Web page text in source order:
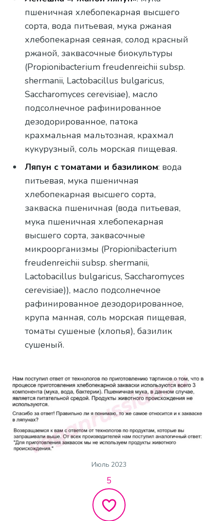
пшеничная хлебопекарная высшего
сорта, вода питьевая, мука ржаная
хлебопекарная сеяная, солод красный
ржаной, заквасочные биокультуры
(Propionibacterium freudenreichii subsp.
shermanii, Lactobacillus bulgaricus,
Saccharomyces cerevisiae), масло
подсолнечное рафинированное
дезодорированное, патока
крахмальная мальтозная, крахмал
кукурузный, соль морская пищевая.
Ляпун с томатами и базиликом: вода
питьевая, мука пшеничная
хлебопекарная высшего сорта,
закваска пшеничная (вода питьевая,
мука пшеничная хлебопекарная
высшего сорта, заквасочные
микроорганизмы (Propionibacterium
freudenreichii subsp. shermanii,
Lactobacillus bulgaricus, Saccharomyces
cerevisiae)), масло подсолнечное
рафинированное дезодорированное,
крупа манная, соль морская пищевая,
томаты сушеные (хлопья), базилик
сушеный.
Июль 2023
5